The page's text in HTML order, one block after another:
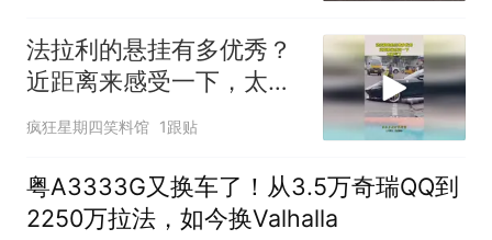
法拉利的悬挂有多优秀？
近距离来感受一下，太霸
气了！
疯狂星期四笑料馆 1跟贴
粤A3333G又换车了！从3.5万奇瑞QQ到
2250万拉法，如今换Valhalla